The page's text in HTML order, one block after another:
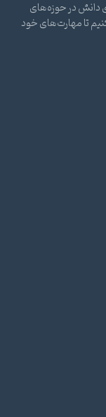
دانش در حوزه‌های
تا مهارت‌های خود